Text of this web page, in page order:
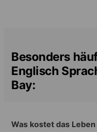
Besonders
Englisch
Bay:
Was kostet das